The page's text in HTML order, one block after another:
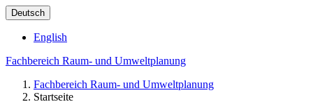
Deutsch
English
Fachbereich Raum- und Umweltplanung
Fachbereich Raum- und Umweltplanung
Startseite